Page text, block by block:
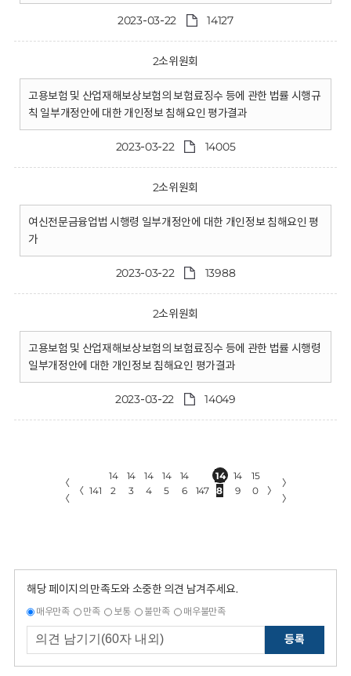
2023-03-22 14127
2소위원회
고용보험 및 산업재해보상보험의 보험료징수 등에 관한 법률 시행규
칙 일부개정안에 대한 개인정보 침해요인 평가결과
2023-03-22 14005
2소위원회
여신전문금융업법 시행령 일부개정안에 대한 개인정보 침해요인 평
가
2023-03-22 13988
2소위원회
고용보험 및 산업재해보상보험의 보험료징수 등에 관한 법률 시행령
일부개정안에 대한 개인정보 침해요인 평가결과
2023-03-22 14049
〈
〈
〈 141
14
2
14
3
14
4
14
5
14
6
147
14
8
14
9
15
0
〉
〉
〉
해당 페이지의 만족도와 소중한 의견 남겨주세요.
매우만족 만족 보통 불만족 매우불만족
등록